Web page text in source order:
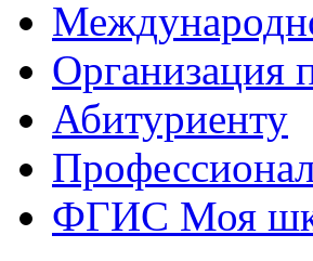
Организация
Абитуриенту
ФГИС Моя